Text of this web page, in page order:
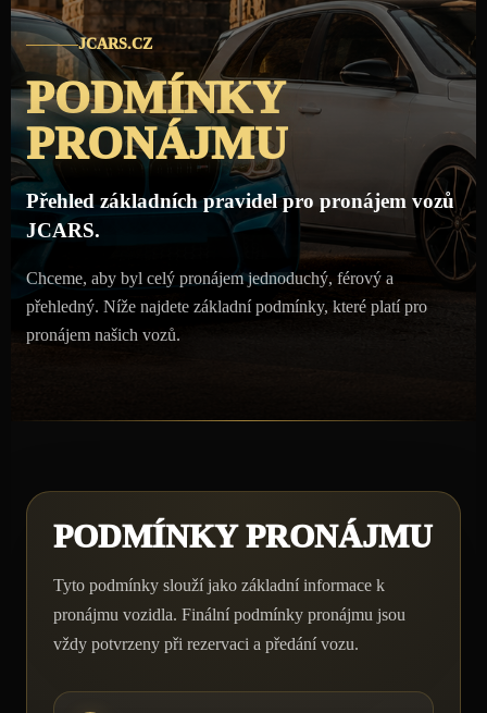
JCARS.CZ
PODMÍNKY
PRONÁJMU
Přehled základních pravidel pro pronájem vozů
JCARS.
Chceme, aby byl celý pronájem jednoduchý, férový a
přehledný. Níže najdete základní podmínky, které platí pro
pronájem našich vozů.
PODMÍNKY PRONÁJMU
Tyto podmínky slouží jako základní informace k
pronájmu vozidla. Finální podmínky pronájmu jsou
vždy potvrzeny při rezervaci a předání vozu.